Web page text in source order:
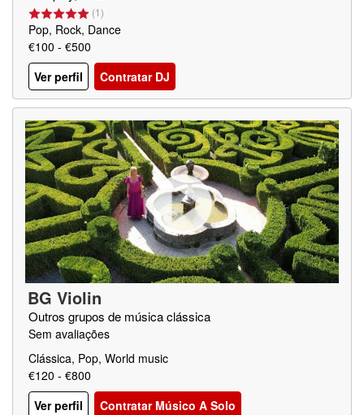
(1)
Pop, Rock, Dance
€100 - €500
Ver perfil
Contratar DJ
BG Violin
Outros grupos de música clássica
Sem avaliações
Clássica, Pop, World music
€120 - €800
Ver perfil
Contratar Músico A Solo